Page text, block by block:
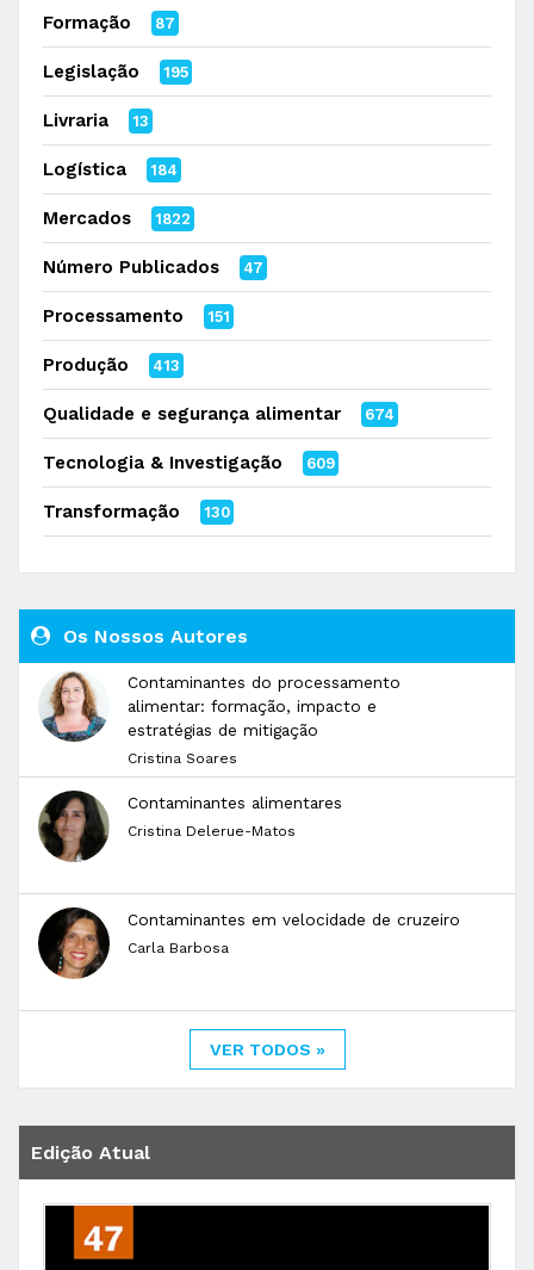
Formação 87
Legislação 195
Livraria 13
Logística 184
Mercados 1822
Número Publicados 47
Processamento 151
Produção 413
Qualidade e segurança alimentar 674
Tecnologia & Investigação 609
Transformação 130
Os Nossos Autores
Contaminantes do processamento
alimentar: formação, impacto e
estratégias de mitigação
Cristina Soares
Contaminantes alimentares
Cristina Delerue-Matos
Contaminantes em velocidade de cruzeiro
Carla Barbosa
VER TODOS »
Edição Atual